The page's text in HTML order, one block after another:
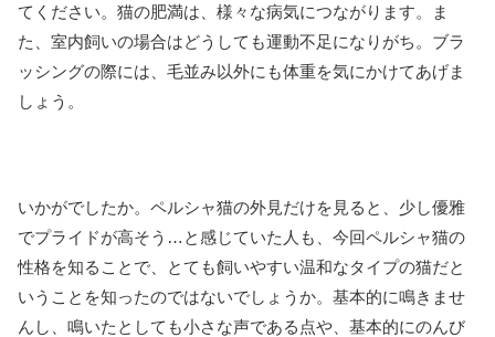
てください。猫の肥満は、様々な病気につながります。ま
た、室内飼いの場合はどうしても運動不足になりがち。ブラ
ッシングの際には、毛並み以外にも体重を気にかけてあげま
しょう。
いかがでしたか。ペルシャ猫の外見だけを見ると、少し優雅
でプライドが高そう…と感じていた人も、今回ペルシャ猫の
性格を知ることで、とても飼いやすい温和なタイプの猫だと
いうことを知ったのではないでしょうか。基本的に鳴きませ
んし、鳴いたとしても小さな声である点や、基本的にのんび